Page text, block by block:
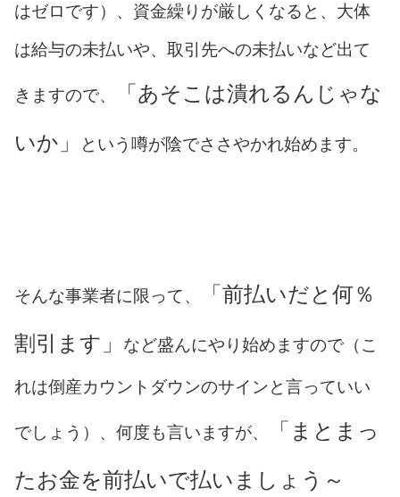
はゼロです）、資金繰りが厳しくなると、大体
は給与の未払いや、取引先への未払いなど出て
きますので、 「あそこは潰れるんじゃな
いか」 という噂が陰でささやかれ始めます。
そんな事業者に限って、 「前払いだと何％
割引ます」 など盛んにやり始めますので（こ
れは倒産カウントダウンのサインと言っていい
でしょう）、何度も言いますが、 「まとまっ
たお金を前払いで払いましょう～